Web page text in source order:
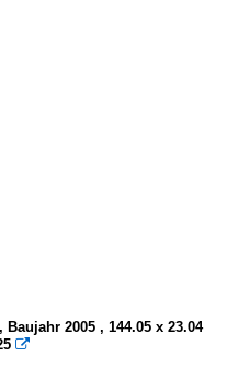
Baujahr 2005 , 144.05 x 23.04
